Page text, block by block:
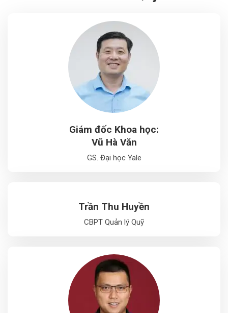
Giám đốc Khoa học:
Vũ Hà Văn
GS. Đại học Yale
Trần Thu Huyền
CBPT Quản lý Quỹ